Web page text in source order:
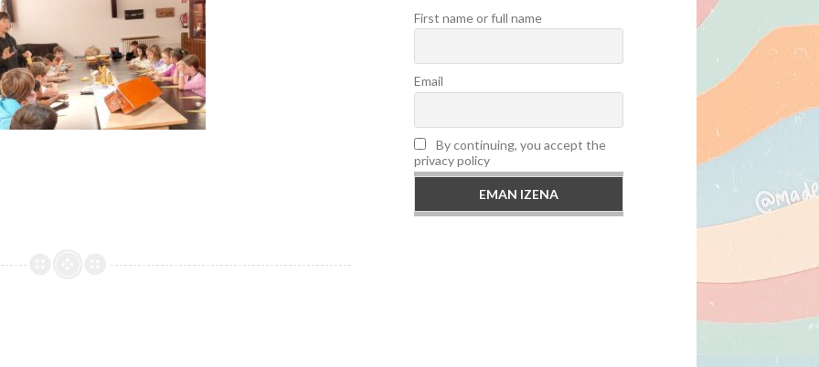
First name or full name
Email
By continuing, you accept the
privacy policy